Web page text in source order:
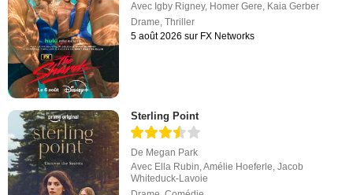
Avec Igby Rigney, Homer Gere, Kaia Gerber
Drame,Thriller
5 août 2026 sur FX Networks
Sterling Point
De Megan Park
Avec Ella Rubin ,Amélie Hoeferle ,Jacob
Whiteduck-Lavoie